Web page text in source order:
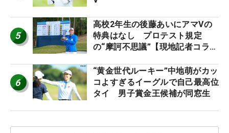
5
高校2年生の後藤あいにアマVの
特典はなし プロテスト規定
の“摩訶不思議”【現地記者コラ
6
“黄金世代ルーキー”中地萌がカッ
コよすぎるイーグルで自己最高位
タイ 男子賞金王候補が同窓生